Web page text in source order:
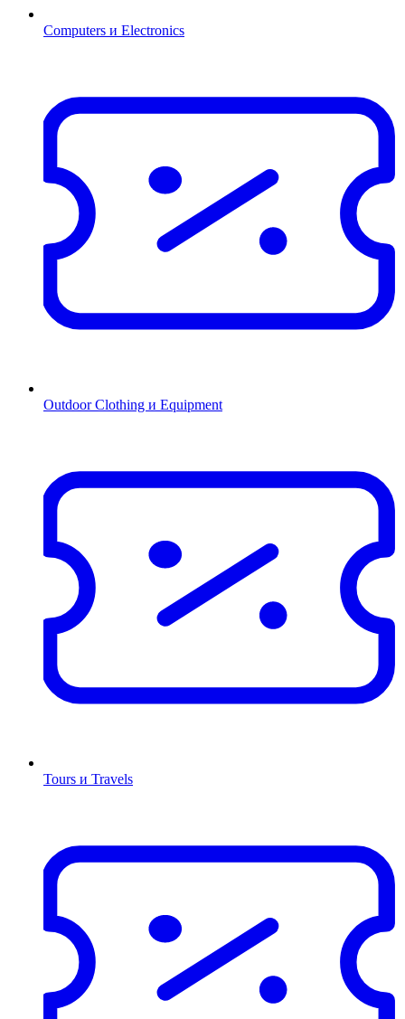
Computers и Electronics
Outdoor Clothing и Equipment
Tours и Travels